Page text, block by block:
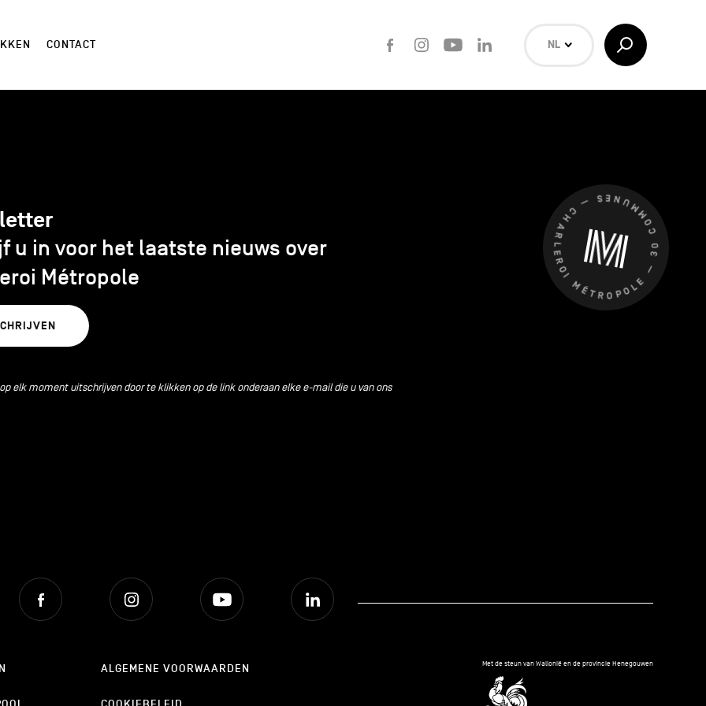
CONTACT
FacebookInstagramYoutube
NL
FR
Toggle
Search
CHARLEROI MÉTROPOLE — 30 COMMUNES —
u in voor het laatste nieuws over
Métropole
elk moment uitschrijven door te klikken op de link onderaan elke e-mail die u van ons
Facebook Instagram
ALGEMENE VOORWAARDEN Met de steun van Wallonië en de provincie Henegouwen